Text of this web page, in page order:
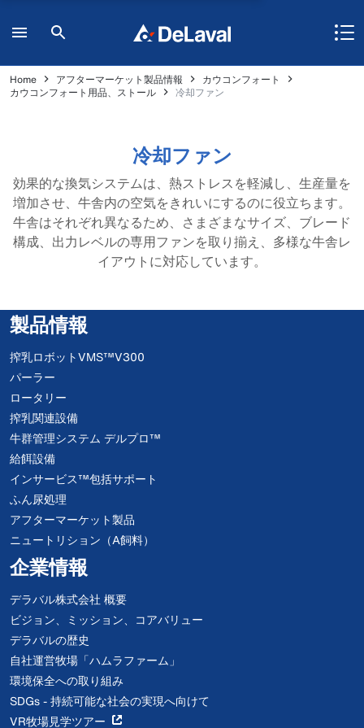
Home アフターマーケット製品情報
カウコンフォート
カウコンフォート用品、ストール
冷却ファン
冷却ファン
効果的な換気システムは、熱ストレスを軽減し、生産量を
増加させ、牛舎内の空気をきれいにするのに役立ちます。
牛舎はそれぞれ異なるため、さまざまなサイズ、ブレード
構成、出力レベルの専用ファンを取り揃え、多様な牛舎レ
イアウトに対応しています。
製品情報
搾乳ロボットVMS™V300
パーラー
ロータリー
搾乳関連設備
牛群管理システム デルプロ™
給餌設備
インサービス™包括サポート
ふん尿処理
アフターマーケット製品
ニュートリション（A飼料）
企業情報
デラバル株式会社 概要
ビジョン、ミッション、コアバリュー
デラバルの歴史
自社運営牧場「ハムラファーム」
環境保全への取り組み
SDGs - 持続可能な社会の実現へ向けて
VR牧場見学ツアー